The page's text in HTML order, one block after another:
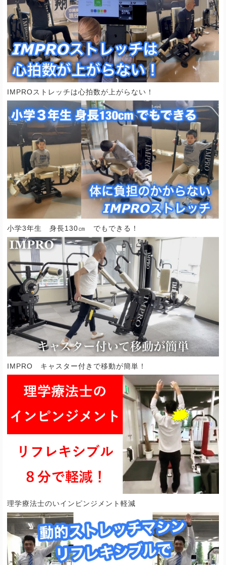
IMPROストレッチは心拍数が上がらない！
小学3年生 身長130㎝ でもできる！
IMPRO キャスター付きで移動が簡単！
理学療法士のいインピンジメント軽減